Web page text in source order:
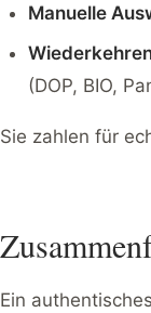
Manuelle
(DOP, BIO,
Sie zahlen für
Ein